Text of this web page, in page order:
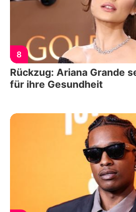
8
Rückzug: Ariana Grande
für ihre Gesundheit